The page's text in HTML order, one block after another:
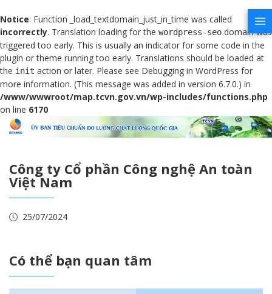
Notice: Function _load_textdomain_just_in_time was called
incorrectly. Translation loading for the wordpress-seo domain was
triggered too early. This is usually an indicator for some code in the
plugin or theme running too early. Translations should be loaded at
the init action or later. Please see Debugging in WordPress for
more information. (This message was added in version 6.7.0.) in
/www/wwwroot/map.tcvn.gov.vn/wp-includes/functions.php
on line 6170
Công ty Cổ phần Công nghệ An toàn
Việt Nam
25/07/2024
Có thể bạn quan tâm